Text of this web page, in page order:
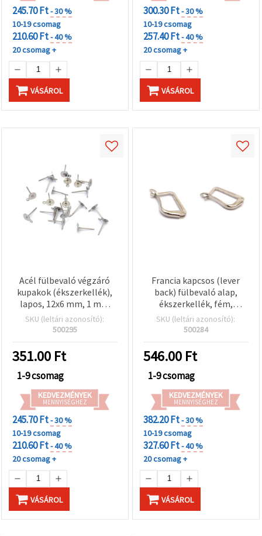
245.70 Ft- 30 %
10-19 csomag
210.60 Ft- 40 %
20 csomag +
VÁSÁROL
300.30 Ft- 30 %
10-19 csomag
257.40 Ft- 40 %
20 csomag +
VÁSÁROL
Acél fülbevaló végzáró
kupakok (ékszerkellék),
lapos, 12x6 mm, 1 mm
furat, ezüst szín - 50 db
SKU (leltári azonosító):
500295
351.00 Ft
1-9 csomag
KEDVEZMÉNYEK
MENNYISÉGHEZ
245.70 Ft- 30 %
10-19 csomag
210.60 Ft- 40 %
20 csomag +
VÁSÁROL
Francia kapcsos (lever
back) fülbevaló alap,
ékszerkellék, fém,
biztonsági záras, ezüst
színű, 14x9 mm, 10 db
SKU (leltári azonosító):
500284
546.00 Ft
1-9 csomag
KEDVEZMÉNYEK
MENNYISÉGHEZ
382.20 Ft- 30 %
10-19 csomag
327.60 Ft- 40 %
20 csomag +
VÁSÁROL